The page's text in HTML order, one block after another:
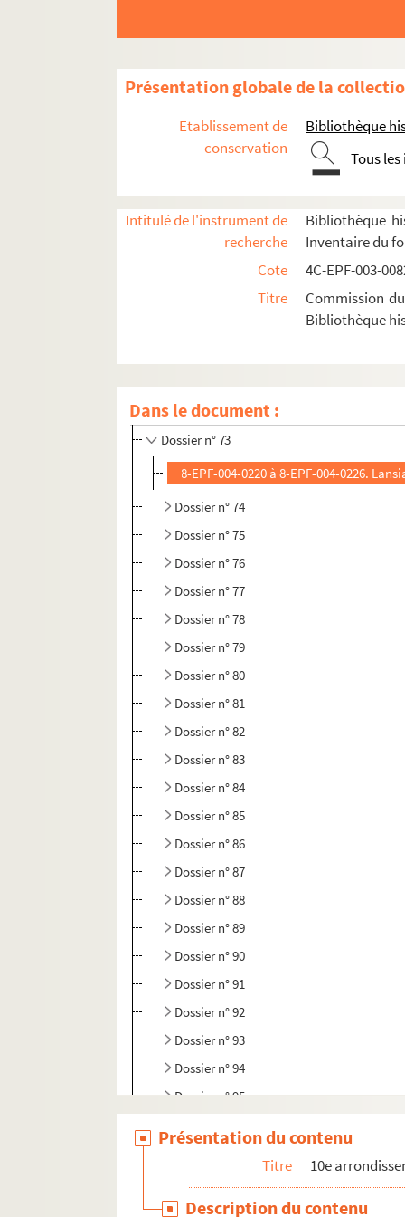
Présentation globale de la
Etablissement de
conservation
Bibliothèque
Tous
Intitulé de l'instrument de
recherche
Bibliothèque
Inventaire du
Cote
4C-EPF-003-
Titre
Commission
Bibliothèque
Dans le document :
Dossier n° 61
Dossier n° 62
Dossier n° 63
Dossier n° 64
Dossier n° 66
Dossier n° 67
Dossier n° 71
Dossier n° 72
Dossier n° 73
8-EPF-004-0220 à 8-EPF-004-0226.
Dossier n° 74
Dossier n° 75
Dossier n° 76
Dossier n° 77
Dossier n° 78
Dossier n° 79
Dossier n° 80
Dossier n° 81
Dossier n° 82
Dossier n° 83
Dossier n° 84
Dossier n° 85
Dossier n° 86
Dossier n° 87
Dossier n° 88
Dossier n° 89
Dossier n° 90
Dossier n° 91
Dossier n° 92
Dossier n° 93
Dossier n° 94
Dossier n° 95
Dossier n° 99
Présentation du contenu
Titre 10e
Description du contenu